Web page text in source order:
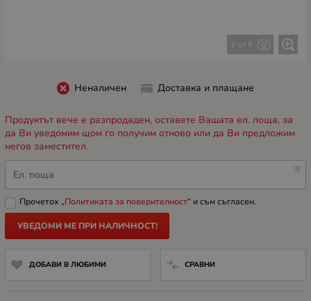
1 от 5
Неналичен Доставка и плащане
Продуктът вече е разпродаден, оставете Вашата ел. поща, за
да Ви уведомим щом го получим отново или да Ви предложим
негов заместител.
Ел. поща
Прочетох „Политиката за поверителност“ и съм съгласен.
УВЕДОМИ МЕ ПРИ НАЛИЧНОСТ!
ДОБАВИ В ЛЮБИМИ СРАВНИ